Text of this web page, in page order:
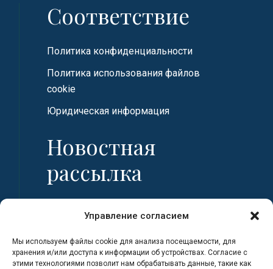
Управление согласием
Мы используем файлы cookie для анализа посещаемости, для
хранения и/или доступа к информации об устройствах. Согласие с
этими технологиями позволит нам обрабатывать данные, такие как
Соответствие
Политика конфиденциальности
Политика использования файлов
cookie
Юридическая информация
Новостная
рассылка
Фамилия